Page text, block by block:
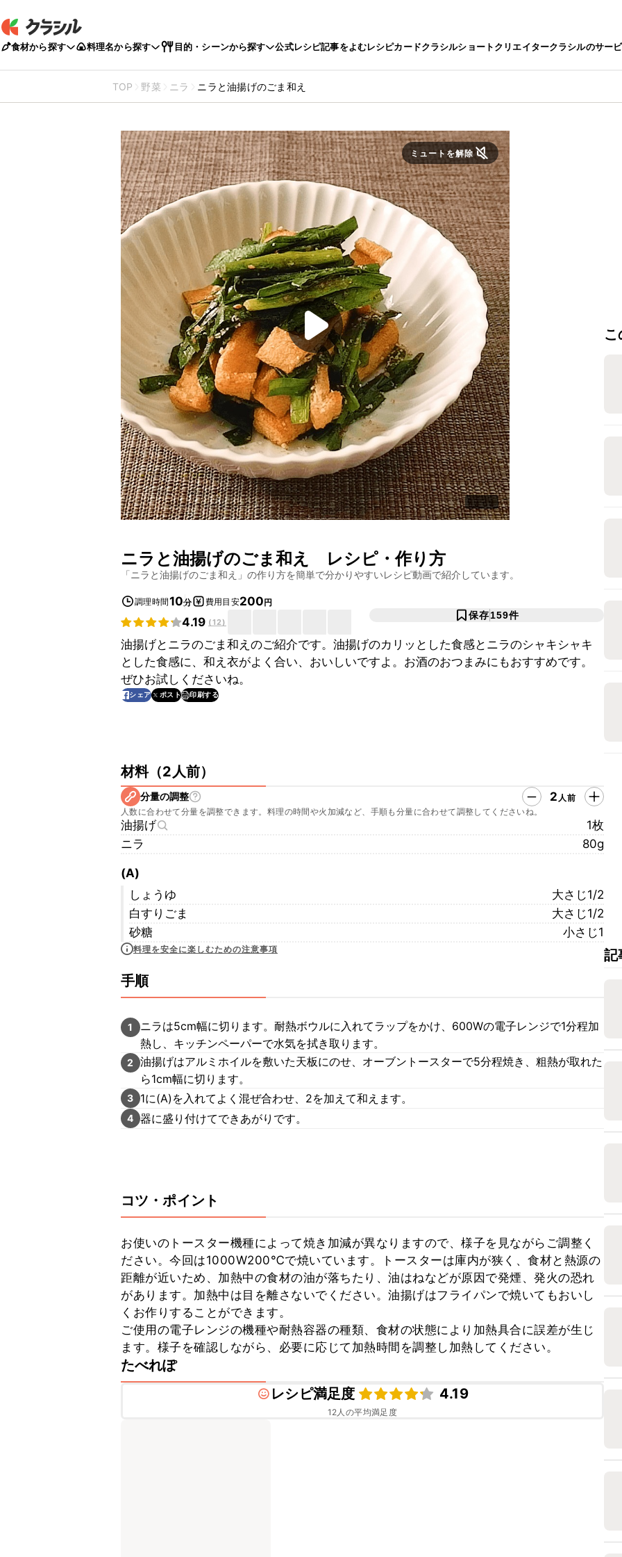
食材から探す 料理名から探す 目的・シーンから探す 公式レシピ記事をよむレシピカードクラシルショートクリエイタークラシルのサー
TOP 野菜 ニラ ニラと油揚げのごま和え
ミュートを解除
ニラと油揚げのごま和え レシピ・作り方
「ニラと油揚げのごま和え 」の作り方を簡単で分かりやすいレシピ動画で紹介しています。
調理時間10分 費用目安200円
4.19 (12)
保存159件
油揚げとニラのごま和えのご紹介です。油揚げのカリッとした食感とニラのシャキシャキ
とした食感に、和え衣がよく合い、おいしいですよ。お酒のおつまみにもおすすめです。
ぜひお試しくださいね。
シェア ポスト 印刷する
材料（2人前）
分量の調整 2 人前
人数に合わせて分量を調整できます。料理の時間や火加減など、手順も分量に合わせて調整してくださいね。
油揚げ
1枚
ニラ
80g
(A)
しょうゆ
大さじ1/2
白すりごま
大さじ1/2
砂糖
小さじ1
料理を安全に楽しむための注意事項
手順
1
ニラは5cm幅に切ります。耐熱ボウルに入れてラップをかけ、600Wの電子レンジで1分程加
熱し、キッチンペーパーで水気を拭き取ります。
2
油揚げはアルミホイルを敷いた天板にのせ、オーブントースターで5分程焼き、粗熱が取れた
ら1cm幅に切ります。
3 1に(A)を入れてよく混ぜ合わせ、2を加えて和えます。
4 器に盛り付けてできあがりです。
コツ・ポイント
お使いのトースター機種によって焼き加減が異なりますので、様子を見ながらご調整く
ださい。今回は1000W200℃で焼いています。トースターは庫内が狭く、食材と熱源の
距離が近いため、加熱中の食材の油が落ちたり、油はねなどが原因で発煙、発火の恐れ
があります。加熱中は目を離さないでください。油揚げはフライパンで焼いてもおいし
くお作りすることができます。
ご使用の電子レンジの機種や耐熱容器の種類、食材の状態により加熱具合に誤差が生じ
ます。様子を確認しながら、必要に応じて加熱時間を調整し加熱してください。
たべれぽ
レシピ満足度
4.19
12人の平均満足度
記